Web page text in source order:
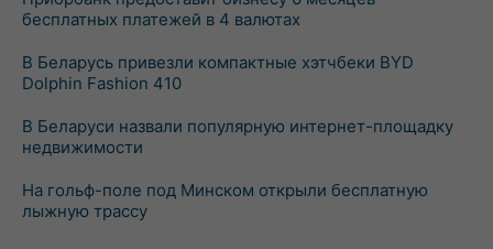
бесплатных платежей в 4 валютах
В Беларусь привезли компактные хэтчбеки BYD
Dolphin Fashion 410
В Беларуси назвали популярную интернет-площадку
недвижимости
На гольф-поле под Минском открыли бесплатную
лыжную трассу